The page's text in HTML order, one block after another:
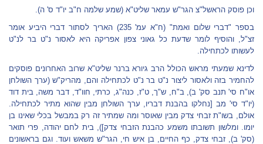
וכן פוסק הראשל"צ הגר"ש עמאר שליט"א (שמע שלמה ח"ב יו"ד ס' ה).
בספר "דברי שלום ואמת" (ח"א עמ' 235) האריך לסתור דברי היביע אומר
זצ"ל, והוסיף לומר שדעת כל גאוני צפון אפריקה היא לאסור נ"ט בר לנ"ט
לעשותו לכתחילה.
לדינא שמעתי מראש הכולל הרב גיורא ברנר שליט"א שרוב האחרונים פוסקים
להחמיר בזה ולאסור ליצור נ"ט בר נ"ט לכתחילה והם, מהריק"ש (ערך השולחן
או"ח סי' תנב סק' ב), ב"ח, ש"ך, ט"ז, כנה"ג, כרתי, חוו"ד, דבר משה, בית דוד
(יו"ד סי' מב [נחלקו בהבנת דבריו, ערך השולחן מבין שהוא מתיר לכתחילה.
אולם, בשו"ת זבחי צדק מבין שאוסר ומה שמתיר זה רק במבשל בכלי שאינו בן
יומו. ומלשון תשובתו משמע כהבנת הזבחי צדק]), בית לחם יהודה, פרי תואר
(סק' ב), זבחי צדק, כף החיים, בן איש חי, הגר"ש משאש ועוד. וגם בראשונים